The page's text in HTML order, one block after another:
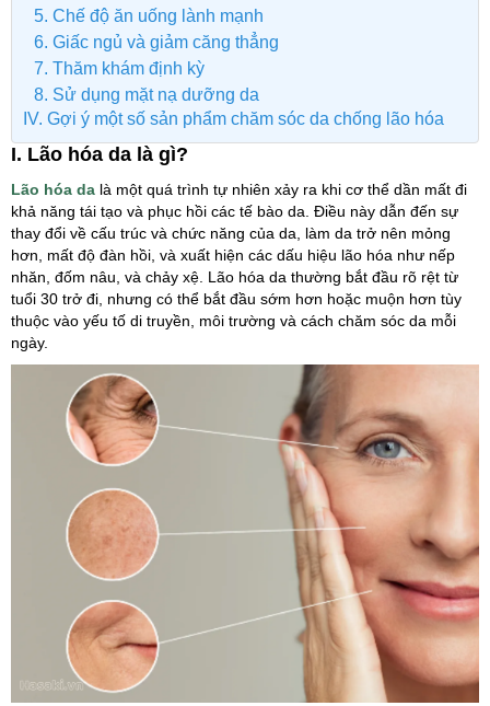
5. Chế độ ăn uống lành mạnh
6. Giấc ngủ và giảm căng thẳng
7. Thăm khám định kỳ
8. Sử dụng mặt nạ dưỡng da
IV. Gợi ý một số sản phẩm chăm sóc da chống lão hóa
I. Lão hóa da là gì?
Lão hóa da là một quá trình tự nhiên xảy ra khi cơ thể dần mất đi
khả năng tái tạo và phục hồi các tế bào da. Điều này dẫn đến sự
thay đổi về cấu trúc và chức năng của da, làm da trở nên mỏng
hơn, mất độ đàn hồi, và xuất hiện các dấu hiệu lão hóa như nếp
nhăn, đốm nâu, và chảy xệ. Lão hóa da thường bắt đầu rõ rệt từ
tuổi 30 trở đi, nhưng có thể bắt đầu sớm hơn hoặc muộn hơn tùy
thuộc vào yếu tố di truyền, môi trường và cách chăm sóc da mỗi
ngày.